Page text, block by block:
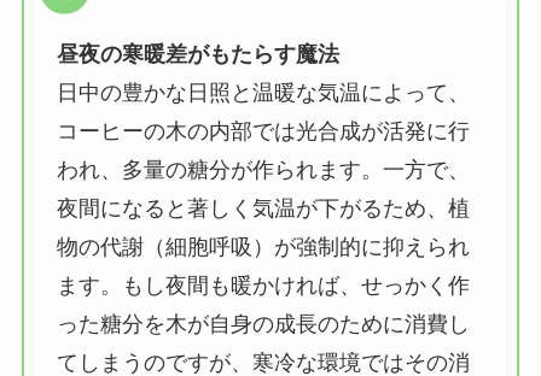
昼夜の寒暖差がもたらす魔法
日中の豊かな日照と温暖な気温によって、
コーヒーの木の内部では光合成が活発に行
われ、多量の糖分が作られます。一方で、
夜間になると著しく気温が下がるため、植
物の代謝（細胞呼吸）が強制的に抑えられ
ます。もし夜間も暖かければ、せっかく作
った糖分を木が自身の成長のために消費し
てしまうのですが、寒冷な環境ではその消